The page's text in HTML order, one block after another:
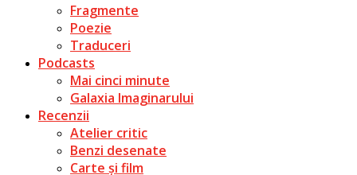
Fragmente
Poezie
Traduceri
Podcasts
Mai cinci minute
Galaxia Imaginarului
Recenzii
Atelier critic
Benzi desenate
Carte și film